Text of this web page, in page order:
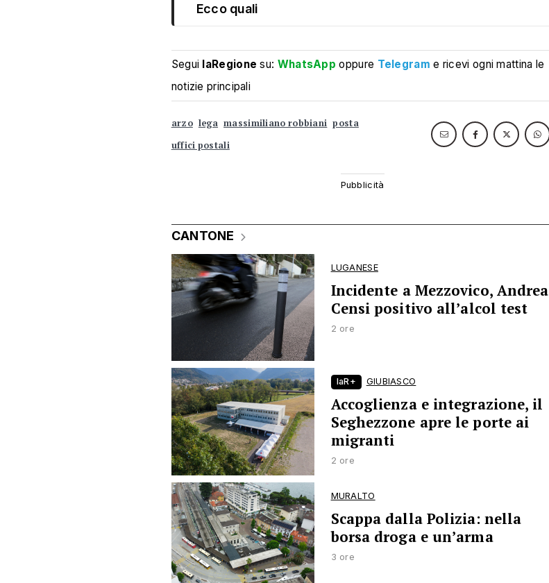
Ecco quali
Segui laRegione su: WhatsApp oppure Telegram e ricevi ogni mattina le
notizie principali
arzo lega massimiliano robbiani posta
uffici postali
CANTONE
LUGANESE
Incidente a Mezzovico, Andrea
Censi positivo all’alcol test
2 ore
laR+ GIUBIASCO
Accoglienza e integrazione, il
Seghezzone apre le porte ai
migranti
2 ore
MURALTO
Scappa dalla Polizia: nella
borsa droga e un’arma
3 ore